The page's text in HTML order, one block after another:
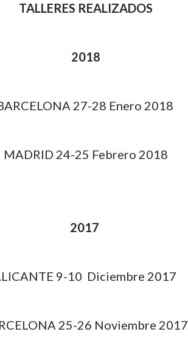
TALLERES REALIZADOS
2018
27-28 Enero 2018
MADRID 24-25 Febrero 2018
2017
9-10 Diciembre 2017
25-26 Noviembre 2017